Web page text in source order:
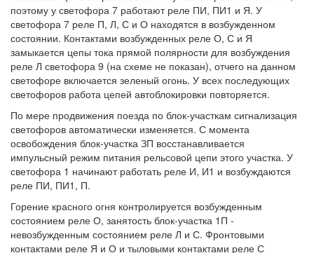
поэтому у светофора 7 работают реле ПИ, ПИ1 и Я. У
светофора 7 реле П, Л, С и О находятся в возбужденном
состоянии. Контактами возбужденных реле О, С и Я
замыкается цепы тока прямой полярности для возбуждения
реле Л светофора 9 (на схеме не показан), отчего на данном
светофоре включается зеленый огонь. У всех последующих
светофоров работа цепей автоблокировки повторяется.
По мере продвижения поезда по блок-участкам сигнализация
светофоров автоматически изменяется. С момента
освобождения блок-участка ЗП восстанавливается
импульсный режим питания рельсовой цепи этого участка. У
светофора 1 начинают работать реле И, И1 и возбуждаются
реле ПИ, ПИ1, П.
Горение красного огня контролируется возбужденным
состоянием реле О, занятость блок-участка 1П -
невозбужденным состоянием реле Л и С. Фронтовыми
контактами реле Я и О и тыловыми контактами реле С